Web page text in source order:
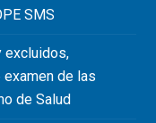
SMS
excluidos,
de las
de Salud